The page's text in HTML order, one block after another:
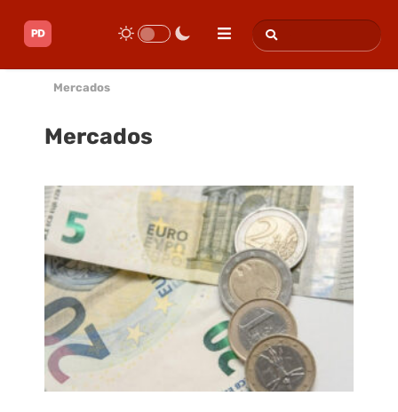
Mercados
Mercados